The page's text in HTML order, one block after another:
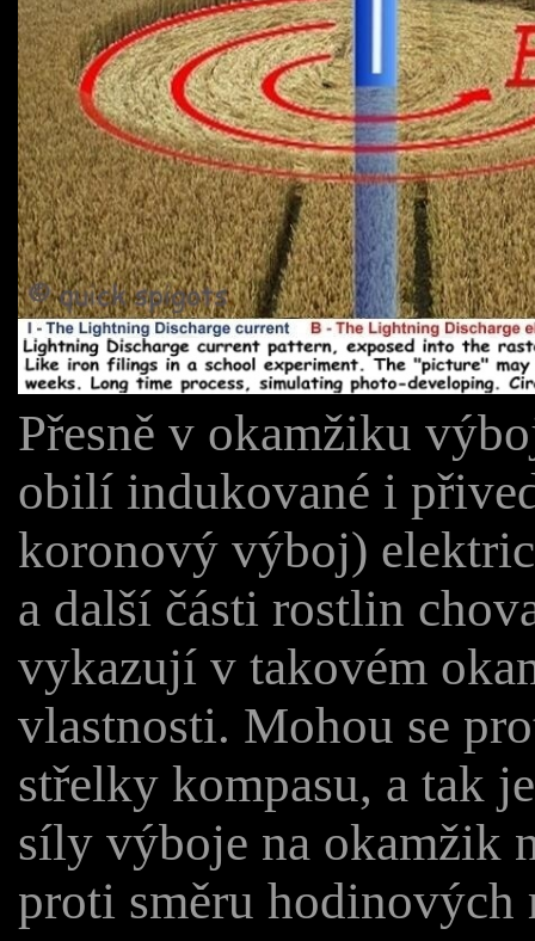
Přesně v okamžiku
obilí indukované i
koronový výboj)
a další části rostlin
vykazují v takovém
vlastnosti. Mohou se
střelky kompasu, a tak
síly výboje na okamžik
proti směru